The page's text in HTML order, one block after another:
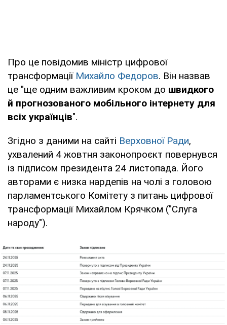
Про це повідомив міністр цифрової
трансформації Михайло Федоров. Він назвав
це "ще одним важливим кроком до швидкого
й прогнозованого мобільного інтернету для
всіх українців".
Згідно з даними на сайті Верховної Ради,
ухвалений 4 жовтня законопроєкт повернувся
із підписом президента 24 листопада. Його
авторами є низка нардепів на чолі з головою
парламентського Комітету з питань цифрової
трансформації Михайлом Крячком ("Слуга
народу").